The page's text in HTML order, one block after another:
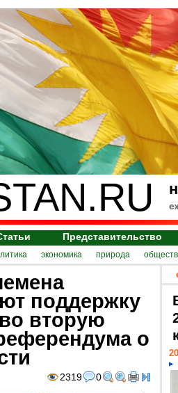
Представительство
экономика природа
поддержку
вторую
о
2319 0